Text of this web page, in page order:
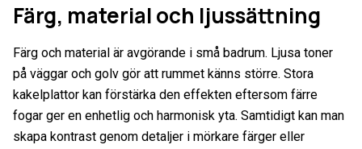
Färg, material och ljussättning
Färg och material är avgörande i små badrum. Ljusa toner
på väggar och golv gör att rummet känns större. Stora
kakelplattor kan förstärka den effekten eftersom färre
fogar ger en enhetlig och harmonisk yta. Samtidigt kan man
skapa kontrast genom detaljer i mörkare färger eller